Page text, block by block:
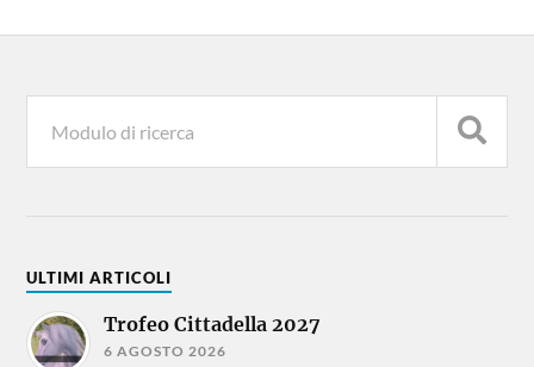
ULTIMI ARTICOLI
Trofeo Cittadella 2027
6 AGOSTO 2026